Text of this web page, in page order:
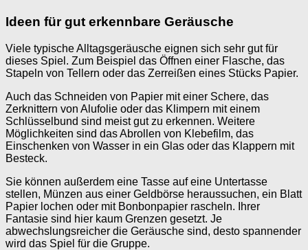
Ideen für gut erkennbare Geräusche
Viele typische Alltagsgeräusche eignen sich sehr gut für
dieses Spiel. Zum Beispiel das Öffnen einer Flasche, das
Stapeln von Tellern oder das Zerreißen eines Stücks Papier.
Auch das Schneiden von Papier mit einer Schere, das
Zerknittern von Alufolie oder das Klimpern mit einem
Schlüsselbund sind meist gut zu erkennen. Weitere
Möglichkeiten sind das Abrollen von Klebefilm, das
Einschenken von Wasser in ein Glas oder das Klappern mit
Besteck.
Sie können außerdem eine Tasse auf eine Untertasse
stellen, Münzen aus einer Geldbörse heraussuchen, ein Blatt
Papier lochen oder mit Bonbonpapier rascheln. Ihrer
Fantasie sind hier kaum Grenzen gesetzt. Je
abwechslungsreicher die Geräusche sind, desto spannender
wird das Spiel für die Gruppe.